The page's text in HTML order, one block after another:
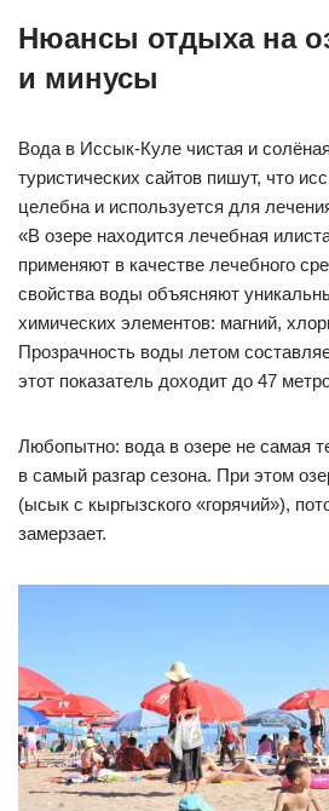
Нюансы отдыха на
и минусы
Вода в Иссык-Куле чистая и
туристических сайтов пишут, что
целебна и используется для
«В озере находится лечебная
применяют в качестве лечебного
свойства воды объясняют
химических элементов: магний,
Про­зрач­ность воды летом
этот показатель доходит до 47
Любопытно: вода в озере не самая
в самый разгар сезона. При этом
(ысык с кыргызского «горячий»),
замерзает.